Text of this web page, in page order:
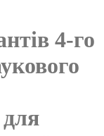
4-го
для